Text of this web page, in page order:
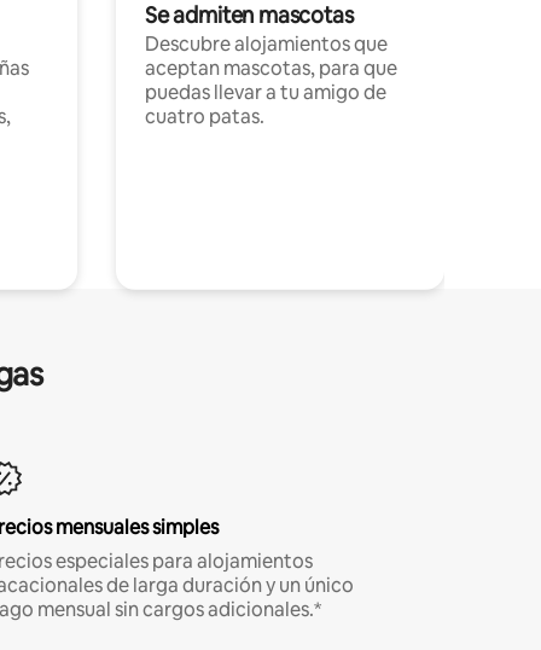
Se admiten mascotas
Descubre alojamientos que
aceptan mascotas, para que
puedas llevar a tu amigo de
cuatro patas.
mensuales simples
especiales para alojamientos
de larga duración y un único
mensual sin cargos adicionales.*